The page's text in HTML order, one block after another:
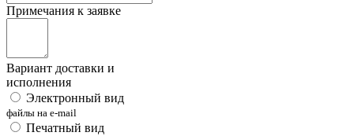
Примечания к заявке
Вариант доставки и
исполнения
Электронный вид
файлы на e-mail
Печатный вид